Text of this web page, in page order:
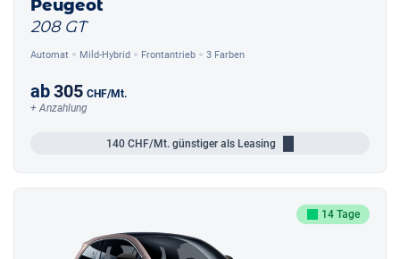
Peugeot
208 GT
Automat Mild-Hybrid Frontantrieb 3 Farben
ab305 CHF/Mt.
+ Anzahlung
140 CHF/Mt. günstiger als Leasing
14 Tage